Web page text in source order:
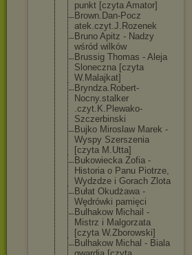
punkt [czyta Amator]
Brown.Dan-Pocz
atek.czyt.J.Rozenek
Bruno Apitz - Nadzy
wśród wilków
Brussig Thomas - Aleja
Sloneczna [czyta
W.Malajkat]
Bryndza.Robert-
Nocny.stalker
.czyt.K.Plewako-
Szczerbinski
Bujko Miroslaw Marek -
Wyspy Szerszenia
[czyta M.Utta]
Bukowiecka Zofia -
Historia o Panu Piotrze,
Wydzdze i Gorach Zlota
Bułat Okudżawa -
Wędrówki pamięci
Bulhakow Michail -
Mistrz i Malgorzata
[czyta W.Zborowski]
Bulhakow Michal - Biala